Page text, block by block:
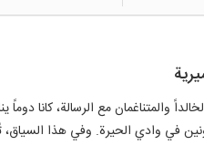
والمتناغمان مع الرسالة، كانا
في وادي الحيرة. وفي هذا